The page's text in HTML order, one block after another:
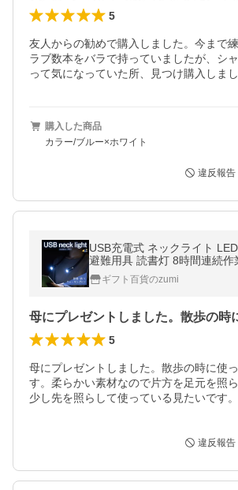
5
友人からの勧めで購入しました。今まで
ラブ数本をバラで持っていましたが、シ
って気になっていた所、見つけ購入しまし
購入した商品
カラー/ブルー×ホワイト
違反報告
USB充電式 ネックライト
避難用具 読書灯 8時間連続作
ライト 360度回転 タッチ式三
日 母の日 爆買
ギフト百貨のzumi
5
母にプレゼントしました。散歩の時に使
す。柔らかい素材なので片方を足元を照
少し先を照らして使っている見たいです。
違反報告